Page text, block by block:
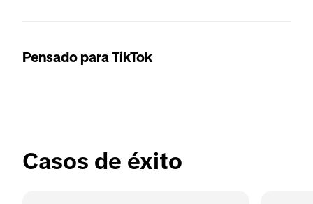
Pensado para TikTok
Casos de éxito